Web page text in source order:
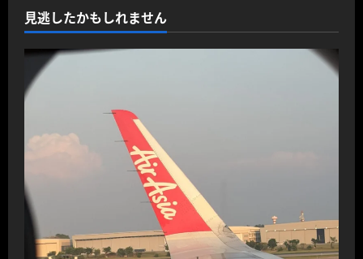
見逃したかもしれません